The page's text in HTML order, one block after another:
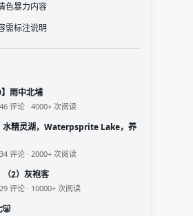
色暴力内容
需标注说明
】雨中北埔
评论 · 4000+ 次阅读
水精灵湖，Waterpsprite Lake，养
评论 · 2000+ 次阅读
（2）灰袍客
评论 · 10000+ 次阅读
🐷